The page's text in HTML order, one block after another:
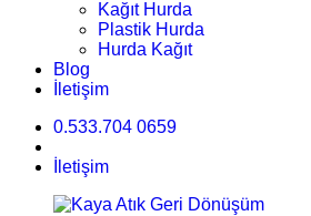
Kağıt Hurda
Plastik Hurda
Hurda Kağıt
Blog
İletişim
0.533.704 0659
İletişim